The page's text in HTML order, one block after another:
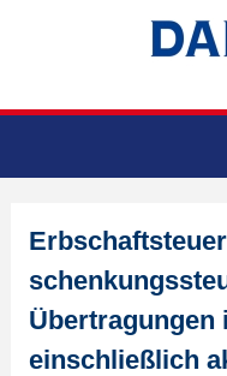
Übertragungen
einschließlich